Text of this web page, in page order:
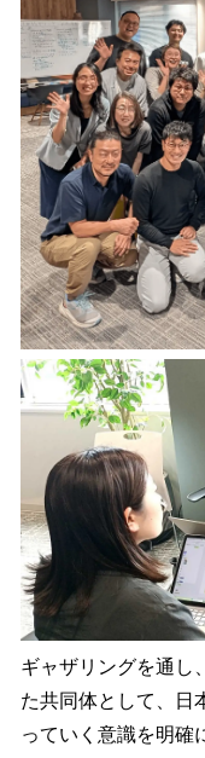
ギャザリングを通し
た共同体として、日
っていく意識を明確